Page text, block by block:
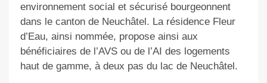
environnement social et sécurisé bourgeonnent
dans le canton de Neuchâtel. La résidence Fleur
d’Eau, ainsi nommée, propose ainsi aux
bénéficiaires de l’AVS ou de l’AI des logements
haut de gamme, à deux pas du lac de Neuchâtel.